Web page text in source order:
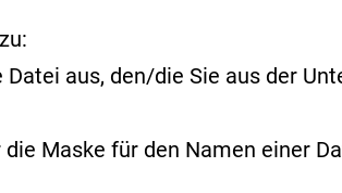
aus, den/die Sie aus der
die Maske für den Namen einer